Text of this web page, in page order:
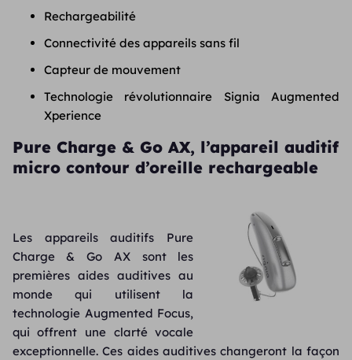
Rechargeabilité
Connectivité des appareils sans fil
Capteur de mouvement
Technologie révolutionnaire Signia Augmented
Xperience
Pure Charge & Go AX, l’appareil auditif
micro contour d’oreille rechargeable
Les appareils auditifs Pure
Charge & Go AX sont les
premières aides auditives au
monde qui utilisent la
technologie Augmented Focus,
qui offrent une clarté vocale
exceptionnelle. Ces aides auditives changeront la façon